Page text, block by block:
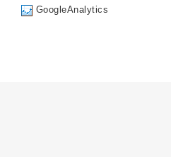
GoogleAnalytics